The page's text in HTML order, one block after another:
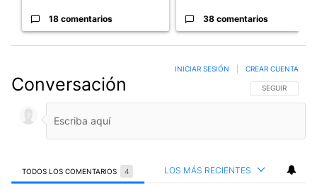
18 comentarios 38 comentarios
Conversación SIGA ESTA
SEGUIR
INICIAR SESIÓN CREAR CUENTA
TODOS LOS COMENTARIOS 4 LOS MÁS RECIENTES